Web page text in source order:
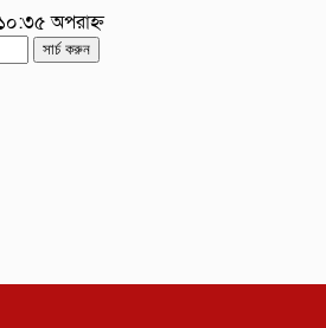
অপরাহ্ন
সার্চ করুন